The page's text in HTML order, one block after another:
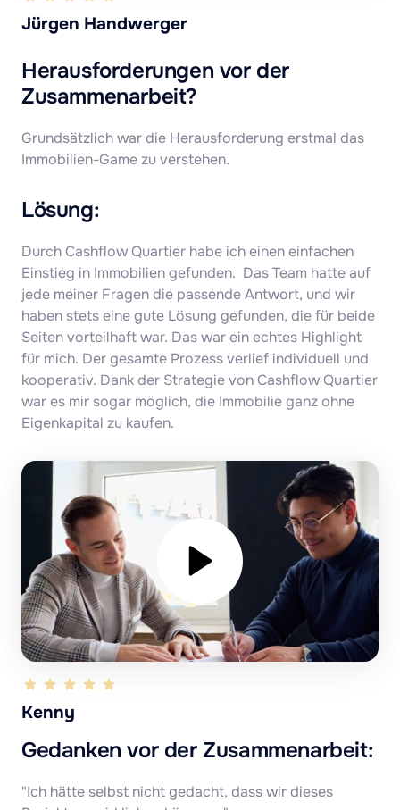
Jürgen Handwerger
Herausforderungen vor der
Zusammenarbeit?
Grundsätzlich war die Herausforderung erstmal das
Immobilien-Game zu verstehen.
Lösung:
Durch Cashflow Quartier habe ich einen einfachen
Einstieg in Immobilien gefunden.  Das Team hatte auf
jede meiner Fragen die passende Antwort, und wir
haben stets eine gute Lösung gefunden, die für beide
Seiten vorteilhaft war. Das war ein echtes Highlight
für mich. Der gesamte Prozess verlief individuell und
kooperativ. Dank der Strategie von Cashflow Quartier
war es mir sogar möglich, die Immobilie ganz ohne
Eigenkapital zu kaufen.
Kenny
Gedanken vor der Zusammenarbeit:
"Ich hätte selbst nicht gedacht, dass wir dieses